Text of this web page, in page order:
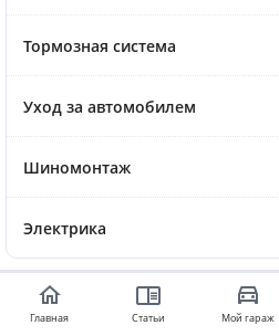
Тормозная система
Уход за автомобилем
Шиномонтаж
Электрика
Главная Статьи Мой гараж